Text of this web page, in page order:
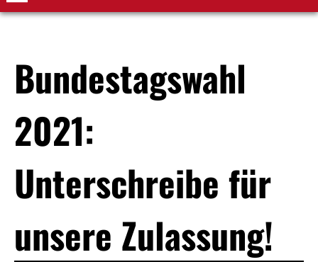
Bundestagswahl
2021:
Unterschreibe für
unsere Zulassung!